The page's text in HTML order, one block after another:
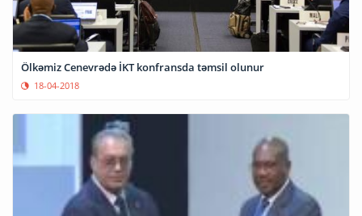
Ölkəmiz Cenevrədə İKT konfransda təmsil olunur
18-04-2018